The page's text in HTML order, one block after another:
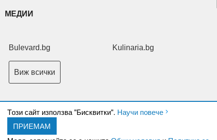
Tози сайт използва "Бисквитки". Научи повече
ПРИЕМАМ
МЕДИИ
Bulevard.bg Kulinaria.bg
Виж всички
Copyright © 2026 Ксениум ООД. Всички права запазени.